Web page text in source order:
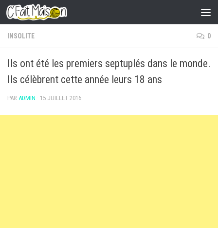
Skip to content
INSOLITE 0
Ils ont été les premiers septuplés dans le monde.
Ils célèbrent cette année leurs 18 ans
PAR ADMIN · 15 JUILLET 2016